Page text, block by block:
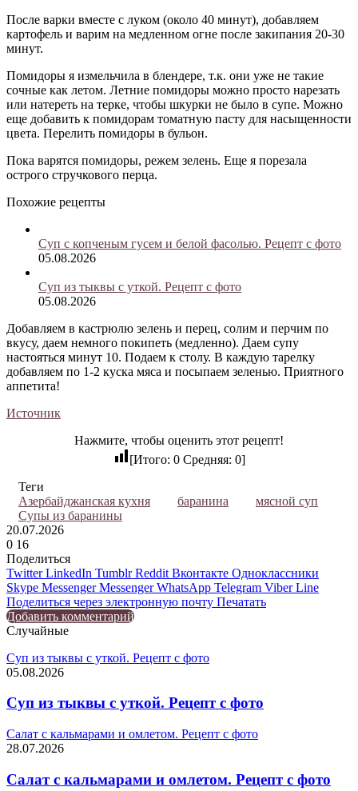
После варки вместе с луком (около 40 минут), добавляем
картофель и варим на медленном огне после закипания 20-30
минут.
Помидоры я измельчила в блендере, т.к. они уже не такие
сочные как летом. Летние помидоры можно просто нарезать
или натереть на терке, чтобы шкурки не было в супе. Можно
еще добавить к помидорам томатную пасту для насыщенности
цвета. Перелить помидоры в бульон.
Пока варятся помидоры, режем зелень. Еще я порезала
острого стручкового перца.
Похожие рецепты
Суп с копченым гусем и белой фасолью. Рецепт с фото
05.08.2026
Cуп из тыквы с уткой. Рецепт с фото
05.08.2026
Добавляем в кастрюлю зелень и перец, солим и перчим по
вкусу, даем немного покипеть (медленно). Даем супу
настояться минут 10. Подаем к столу. В каждую тарелку
добавляем по 1-2 куска мяса и посыпаем зеленью. Приятного
аппетита!
Источник
Нажмите, чтобы оценить этот рецепт!
[Итого: 0Средняя: 0]
Теги
Азербайджанская кухня
баранина
мясной суп
Супы из баранины
20.07.2026
0 16
Поделиться
Twitter LinkedIn Tumblr Reddit Вконтакте Одноклассники
Skype Messenger Messenger WhatsApp Telegram Viber Line
Поделиться через электронную почту Печатать
Добавить комментарий
Случайные
Cуп из тыквы с уткой. Рецепт с фото
05.08.2026
Cуп из тыквы с уткой. Рецепт с фото
Салат с кальмарами и омлетом. Рецепт с фото
28.07.2026
Салат с кальмарами и омлетом. Рецепт с фото